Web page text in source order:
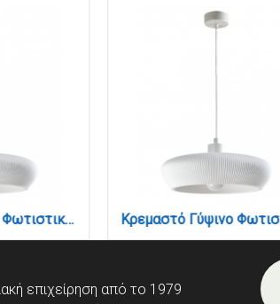
Κρεμαστό Γύψινο Φωτιστικό E27, Λευκό, D:40x9,5cm(4102-A-White)
επιχείρηση από το 1979